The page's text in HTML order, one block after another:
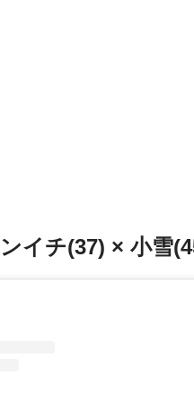
イチ(37) × 小雪